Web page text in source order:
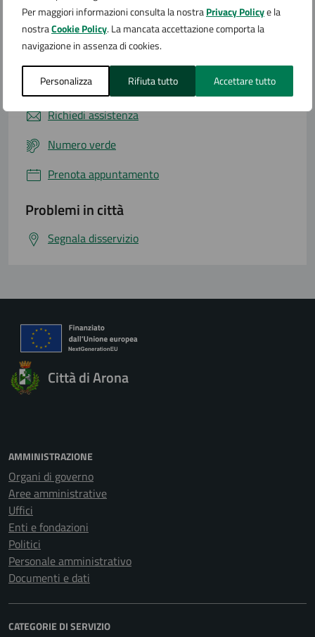
Per maggiori informazioni consulta la nostraPrivacy Policye la
nostraCookie Policy. La mancata accettazione comporta la
navigazione in assenza di cookies.
Personalizza Rifiuta tutto Accettare tutto
Contatta il comune
Leggi le domande frequenti
Richiedi assistenza
Numero verde
Prenota appuntamento
Problemi in città
Segnala disservizio
Città di Arona
AMMINISTRAZIONE
Organi di governo
Aree amministrative
Uffici
Enti e fondazioni
Politici
Personale amministrativo
Documenti e dati
CATEGORIE DI SERVIZIO